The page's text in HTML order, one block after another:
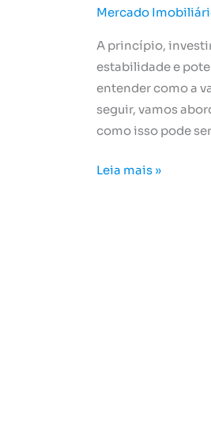
Mercado
A princípio,
estabilidade e
entender como a
seguir, vamos
como isso pode
Leia mais »